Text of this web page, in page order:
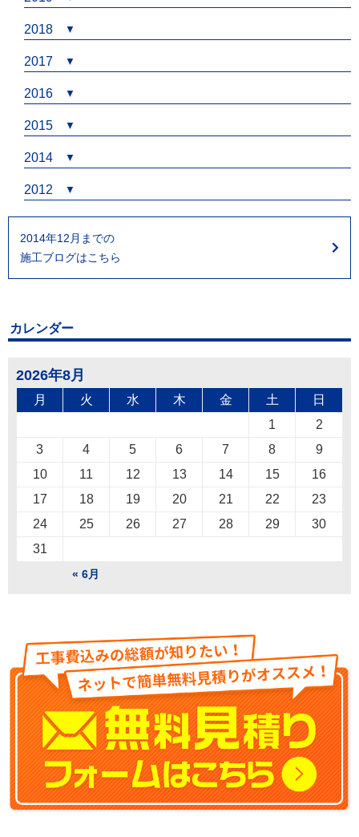
2018
2017
2016
2015
2014
2012
2014年12月までの
施工ブログはこちら
カレンダー
2026年8月
月 火 水 木 金 土 日
« 6月
1
2
3
4 5 6 7 8
9
10
11 12 13 14 15
16
17
18 19 20 21 22
23
24
25 26 27 28 29
30
31